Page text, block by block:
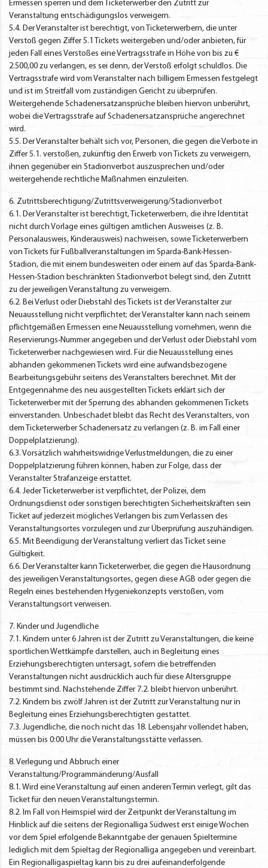
Ermessen sperren und dem Ticketerwerber den Zutritt zur
Veranstaltung entschädigungslos verweigern.
5.4. Der Veranstalter ist berechtigt, von Ticketerwerbern, die unter
Verstoß gegen Ziffer 5.1 Tickets weitergeben und/oder anbieten, für
jeden Fall eines Verstoßes eine Vertragsstrafe in Höhe von bis zu €
2.500,00 zu verlangen, es sei denn, der Verstoß erfolgt schuldlos. Die
Vertragsstrafe wird vom Veranstalter nach billigem Ermessen festgelegt
und ist im Streitfall vom zuständigen Gericht zu überprüfen.
Weitergehende Schadenersatzansprüche bleiben hiervon unberührt,
wobei die Vertragsstrafe auf Schadenersatzansprüche angerechnet
wird.
5.5. Der Veranstalter behält sich vor, Personen, die gegen die Verbote in
Ziffer 5.1. verstoßen, zukünftig den Erwerb von Tickets zu verweigern,
ihnen gegenüber ein Stadionverbot auszusprechen und/oder
weitergehende rechtliche Maßnahmen einzuleiten.
6. Zutrittsberechtigung/Zutrittsverweigerung/Stadionverbot
6.1. Der Veranstalter ist berechtigt, Ticketerwerbern, die ihre Identität
nicht durch Vorlage eines gültigen amtlichen Ausweises (z. B.
Personalausweis, Kinderausweis) nachweisen, sowie Ticketerwerbern
von Tickets für Fußballveranstaltungen im Sparda-Bank-Hessen-
Stadion, die mit einem bundesweiten oder einem auf das Sparda-Bank-
Hessen-Stadion beschränkten Stadionverbot belegt sind, den Zutritt
zu der jeweiligen Veranstaltung zu verweigern.
6.2. Bei Verlust oder Diebstahl des Tickets ist der Veranstalter zur
Neuausstellung nicht verpflichtet; der Veranstalter kann nach seinem
pflichtgemäßen Ermessen eine Neuausstellung vornehmen, wenn die
Reservierungs-Nummer angegeben und der Verlust oder Diebstahl vom
Ticketerwerber nachgewiesen wird. Für die Neuausstellung eines
abhanden gekommenen Tickets wird eine aufwandsbezogene
Bearbeitungsgebühr seitens des Veranstalters berechnet. Mit der
Entgegennahme des neu ausgestellten Tickets erklärt sich der
Ticketerwerber mit der Sperrung des abhanden gekommenen Tickets
einverstanden. Unbeschadet bleibt das Recht des Veranstalters, von
dem Ticketerwerber Schadenersatz zu verlangen (z. B. im Fall einer
Doppelplatzierung).
6.3. Vorsätzlich wahrheitswidrige Verlustmeldungen, die zu einer
Doppelplatzierung führen können, haben zur Folge, dass der
Veranstalter Strafanzeige erstattet.
6.4. Jeder Ticketerwerber ist verpflichtet, der Polizei, dem
Ordnungsdienst oder sonstigen berechtigten Sicherheitskräften sein
Ticket auf jederzeit mögliches Verlangen bis zum Verlassen des
Veranstaltungsortes vorzulegen und zur Überprüfung auszuhändigen.
6.5. Mit Beendigung der Veranstaltung verliert das Ticket seine
Gültigkeit.
6.6. Der Veranstalter kann Ticketerwerber, die gegen die Hausordnung
des jeweiligen Veranstaltungsortes, gegen diese AGB oder gegen die
Regeln eines bestehenden Hygeniekonzepts verstoßen, vom
Veranstaltungsort verweisen.
7. Kinder und Jugendliche
7.1. Kindern unter 6 Jahren ist der Zutritt zu Veranstaltungen, die keine
sportlichen Wettkämpfe darstellen, auch in Begleitung eines
Erziehungsberechtigten untersagt, sofern die betreffenden
Veranstaltungen nicht ausdrücklich auch für diese Altersgruppe
bestimmt sind. Nachstehende Ziffer 7.2. bleibt hiervon unberührt.
7.2. Kindern bis zwölf Jahren ist der Zutritt zur Veranstaltung nur in
Begleitung eines Erziehungsberechtigten gestattet.
7.3. Jugendliche, die noch nicht das 18. Lebensjahr vollendet haben,
müssen bis 0:00 Uhr die Veranstaltungsstätte verlassen.
8. Verlegung und Abbruch einer
Veranstaltung/Programmänderung/Ausfall
8.1. Wird eine Veranstaltung auf einen anderen Termin verlegt, gilt das
Ticket für den neuen Veranstaltungstermin.
8.2. Im Fall von Heimspiel wird der Zeitpunkt der Veranstaltung im
Hinblick auf die seitens der Regionalliga Südwest erst einige Wochen
vor dem Spiel erfolgende Bekanntgabe der genauen Spieltermine
lediglich mit dem Spieltag der Regionalliga angegeben und vereinbart.
Ein Regionalligaspieltag kann bis zu drei aufeinanderfolgende